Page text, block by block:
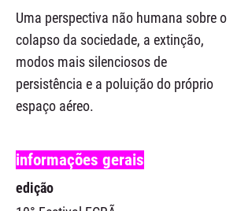
Uma perspectiva não humana sobre o
colapso da sociedade, a extinção,
modos mais silenciosos de
persistência e a poluição do próprio
espaço aéreo.
informações gerais
edição